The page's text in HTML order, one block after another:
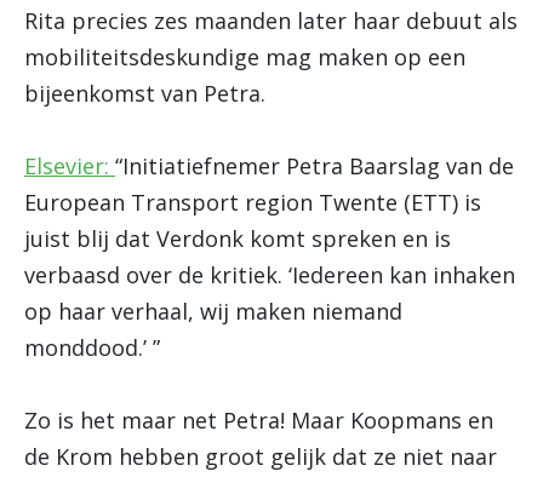
Rita precies zes maanden later haar debuut als
mobiliteitsdeskundige mag maken op een
bijeenkomst van Petra.
Elsevier: “Initiatiefnemer Petra Baarslag van de
European Transport region Twente (ETT) is
juist blij dat Verdonk komt spreken en is
verbaasd over de kritiek. ‘Iedereen kan inhaken
op haar verhaal, wij maken niemand
monddood.’ ”
Zo is het maar net Petra! Maar Koopmans en
de Krom hebben groot gelijk dat ze niet naar